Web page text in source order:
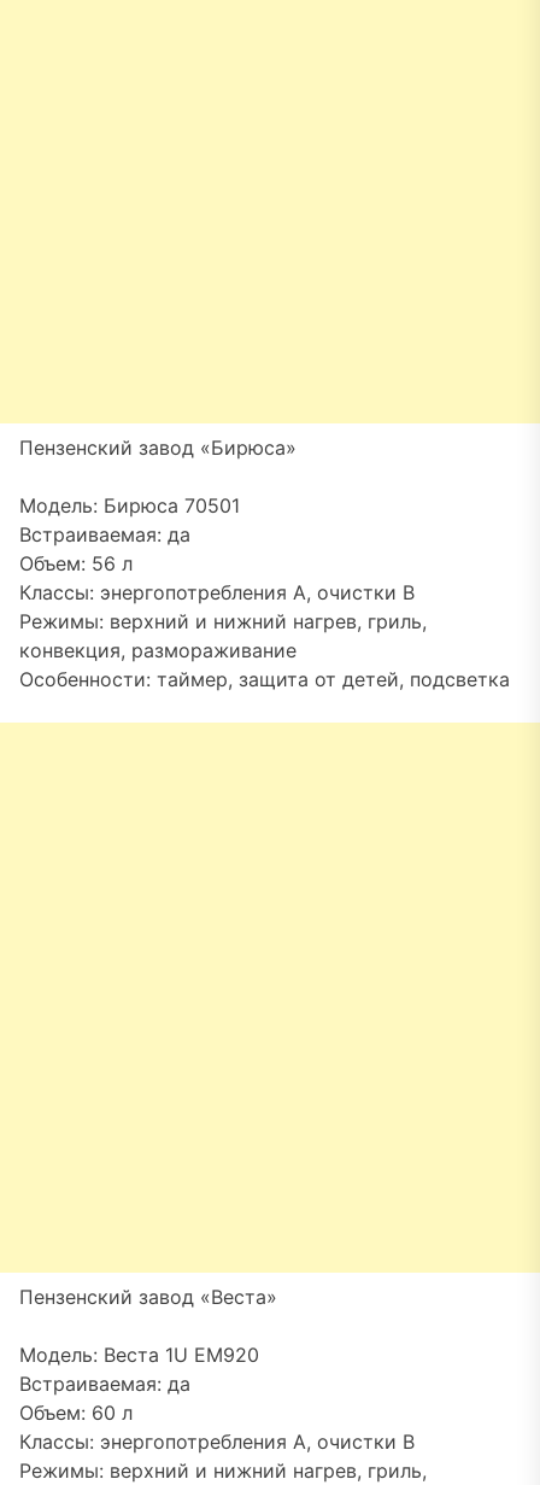
Пензенский завод «Бирюса»
Модель: Бирюса 70501
Встраиваемая: да
Объем: 56 л
Классы: энергопотребления A, очистки B
Режимы: верхний и нижний нагрев, гриль,
конвекция, размораживание
Особенности: таймер, защита от детей, подсветка
Пензенский завод «Веста»
Модель: Веста 1U EM920
Встраиваемая: да
Объем: 60 л
Классы: энергопотребления A, очистки B
Режимы: верхний и нижний нагрев, гриль,